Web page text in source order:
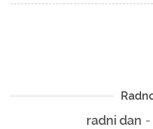
radni dan -